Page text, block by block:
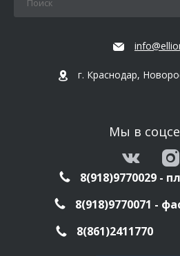
г. Краснодар,
Мы в
8(918)9770029 -
8(918)9770071 -
8(861)2411770